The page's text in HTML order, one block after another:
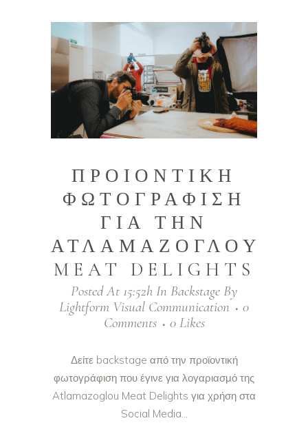
ΠΡΟΙΟΝΤΙΚΗ
ΦΩΤΟΓΡΑΦΙΣΗ
ΓΙΑ ΤΗΝ
ΑΤΛΑΜΑΖΟΓΛΟΥ
MEAT DELIGHTS
Posted At 15:52h In Backstage By
Lightform Visual Communication
0
Comments
0 Likes
Δείτε backstage από την προϊοντική
φωτογράφιση που έγινε για λογαριασμό της
Atlamazoglou Meat Delights για χρήση στα
Social Media...